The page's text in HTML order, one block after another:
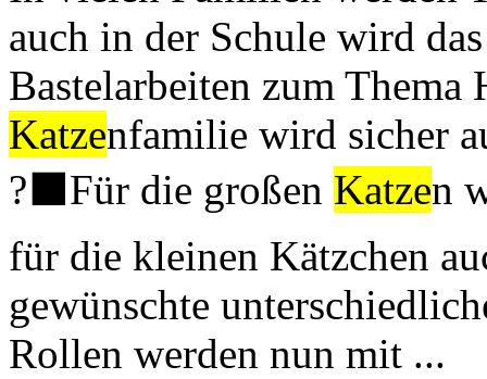
auch in der Schule wird
Bastelarbeiten zum Thema
Katzenfamilie wird sicher
?‍⬛Für die großen Katzen
für die kleinen Kätzchen
gewünschte
Rollen werden nun mit ...